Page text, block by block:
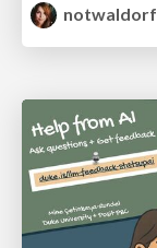
notwaldorf